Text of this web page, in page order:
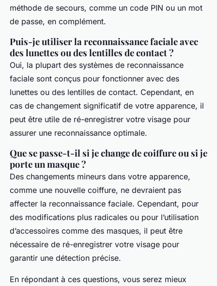
méthode de secours, comme un code PIN ou un mot
de passe, en complément.
Puis-je utiliser la reconnaissance faciale avec
des lunettes ou des lentilles de contact ?
Oui, la plupart des systèmes de reconnaissance
faciale sont conçus pour fonctionner avec des
lunettes ou des lentilles de contact. Cependant, en
cas de changement significatif de votre apparence, il
peut être utile de ré-enregistrer votre visage pour
assurer une reconnaissance optimale.
Que se passe-t-il si je change de coiffure ou si je
porte un masque ?
Des changements mineurs dans votre apparence,
comme une nouvelle coiffure, ne devraient pas
affecter la reconnaissance faciale. Cependant, pour
des modifications plus radicales ou pour l’utilisation
d’accessoires comme des masques, il peut être
nécessaire de ré-enregistrer votre visage pour
garantir une détection précise.
En répondant à ces questions, vous serez mieux